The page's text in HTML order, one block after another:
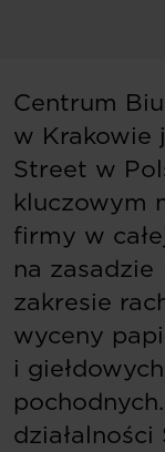
Centrum
w Krakowie
Street w
kluczowym
firmy w
na zasadzie
zakresie
wyceny
i